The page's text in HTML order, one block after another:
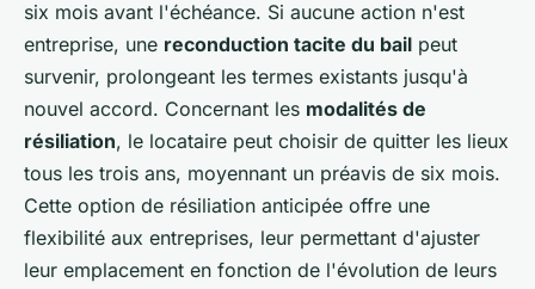
six mois avant l'échéance. Si aucune action n'est
entreprise, une reconduction tacite du bail peut
survenir, prolongeant les termes existants jusqu'à
nouvel accord. Concernant les modalités de
résiliation, le locataire peut choisir de quitter les lieux
tous les trois ans, moyennant un préavis de six mois.
Cette option de résiliation anticipée offre une
flexibilité aux entreprises, leur permettant d'ajuster
leur emplacement en fonction de l'évolution de leurs